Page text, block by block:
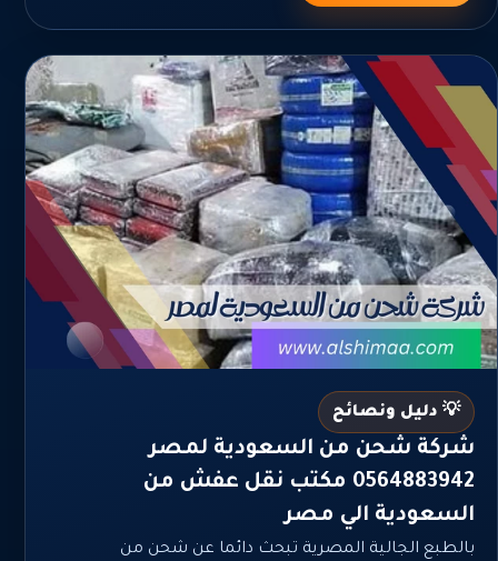
💡 دليل ونصائح
شركة شحن من السعودية لمصر
0564883942 مكتب نقل عفش من
السعودية الي مصر
بالطبع الجالية المصرية تبحث دائما عن شحن من